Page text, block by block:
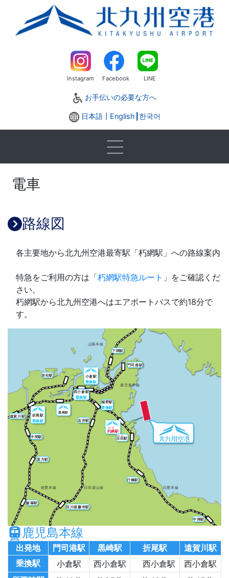
Instagram Facebook LINE
お手伝いの必要な方へ
日本語┃ English 한국어
電車
路線図
各主要地から北九州空港最寄駅「朽網駅」への路線案内
特急をご利用の方は「朽網駅特急ルート 」をご確認くだ
さい。
朽網駅から北九州空港へはエアポートバスで約18分で
す。
小倉駅
乗換駅
若松駅
西小倉駅
乗換駅
遠賀川駅 折尾駅
乗換駅
黒崎駅
中間駅
直方駅
飯塚駅
田川後藤寺駅
志井駅
城野駅
乗換駅
朽
くさ
網
み
駅
苅
かん
田
だ
駅
行橋駅
中津駅
門司港駅
下関駅
日豊本線
鹿児島本線
山陽本線
日田彦山線
筑豊本線
鹿児島本線
出発地 門司港駅 黒崎駅 折尾駅
遠賀川駅
乗換駅
小倉駅 西小倉駅 西小倉駅
西小倉駅